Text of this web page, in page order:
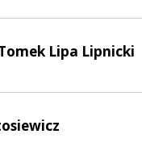
Lipa Lipnicki